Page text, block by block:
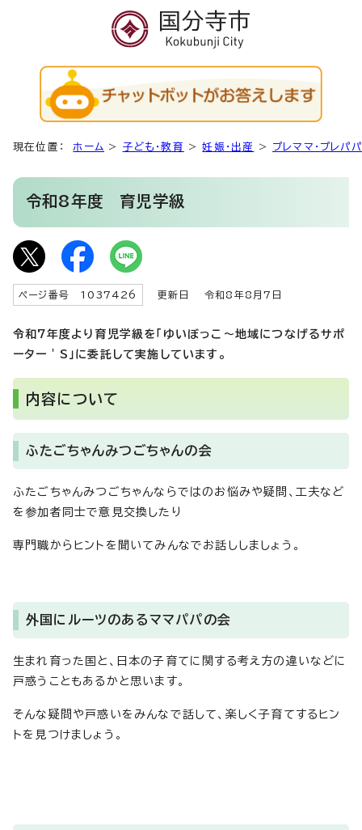
現在位置： ホーム > 子ども・教育 >妊娠・出産 > プレママ・プレパ
令和8年度 育児学級
ページ番号 1037426 更新日 令和8年8月7日
令和7年度より育児学級を「ゆいぼっこ～地域につなげるサポ
ーター＇S」に委託して実施しています。
内容について
ふたごちゃんみつごちゃんの会
ふたごちゃんみつごちゃんならではのお悩みや疑問、工夫など
を参加者同士で意見交換したり
専門職からヒントを聞いてみんなでお話ししましょう。
外国にルーツのあるママパパの会
生まれ育った国と、日本の子育てに関する考え方の違いなどに
戸惑うこともあるかと思います。
そんな疑問や戸惑いをみんなで話して、楽しく子育てするヒン
トを見つけましょう。